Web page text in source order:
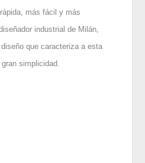
más fácil y más
industrial de Milán,
que caracteriza a esta
simplicidad.